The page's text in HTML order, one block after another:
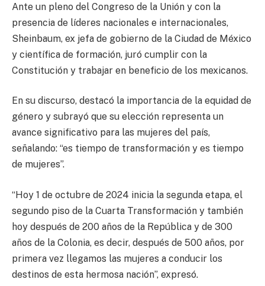
Ante un pleno del Congreso de la Unión y con la
presencia de líderes nacionales e internacionales,
Sheinbaum, ex jefa de gobierno de la Ciudad de México
y científica de formación, juró cumplir con la
Constitución y trabajar en beneficio de los mexicanos.
En su discurso, destacó la importancia de la equidad de
género y subrayó que su elección representa un
avance significativo para las mujeres del país,
señalando: “es tiempo de transformación y es tiempo
de mujeres”.
“Hoy 1 de octubre de 2024 inicia la segunda etapa, el
segundo piso de la Cuarta Transformación y también
hoy después de 200 años de la República y de 300
años de la Colonia, es decir, después de 500 años, por
primera vez llegamos las mujeres a conducir los
destinos de esta hermosa nación”, expresó.